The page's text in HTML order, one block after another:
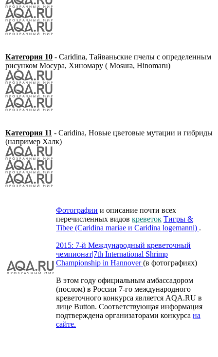
Категория 10 - Caridina, Тайваньские пчелы с определенным
рисунком Мосура, Хиномару ( Mosura, Hinomaru)
Категория 11 - Caridina, Новые цветовые мутации и гибриды
(например Халк)
Фотографии и описание почти всех
перечисленных видов креветок Тигры &
Tibee (Caridina mariae и Caridina logemanni) .
2015: 7-й Международный креветочный
чемпионат|7th International Shrimp
Championship in Hannover(в фотографиях)
В этом году официальным амбассадором
(послом) в России 7-го международного
креветочного конкурса является AQA.RU в
лице Button. Соответствующая информация
подтверждена организаторами конкурса на
сайте.